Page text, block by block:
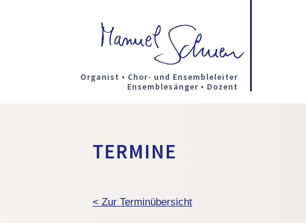
Organist • Chor- und Ensembleleiter
Ensemblesänger • Dozent
TERMINE
< Zur Terminübersicht